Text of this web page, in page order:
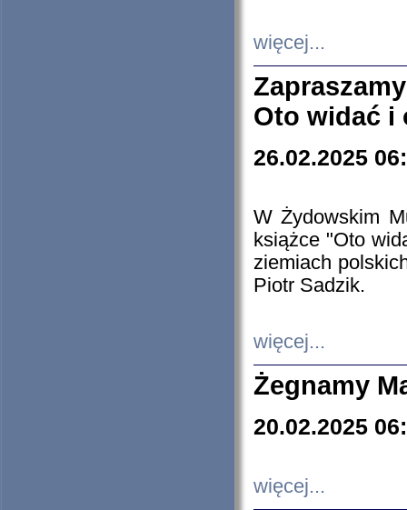
więcej...
Oto widać i
26.02.2025
W Żydowskim
książce "Oto
ziemiach
Piotr Sadzik.
więcej...
Żegnamy
20.02.2025
więcej...